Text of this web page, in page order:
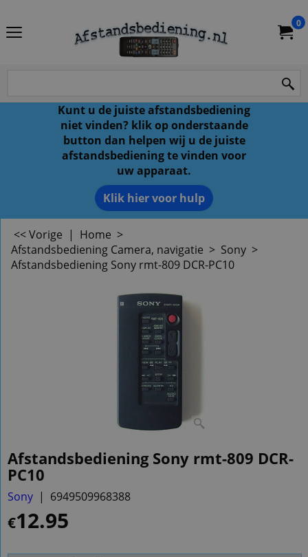
0
Kunt u de juiste afstandsbediening
niet vinden? klik op onderstaande
button dan helpen wij u de juiste
afstandsbediening te vinden voor
uw apparaat.
Klik hier voor hulp
<< Vorige | Home >
Afstandsbediening Camera, navigatie > Sony >
Afstandsbediening Sony rmt-809 DCR-PC10
Afstandsbediening Sony rmt-809 DCR-
PC10
Sony 6949509968388
€12.95